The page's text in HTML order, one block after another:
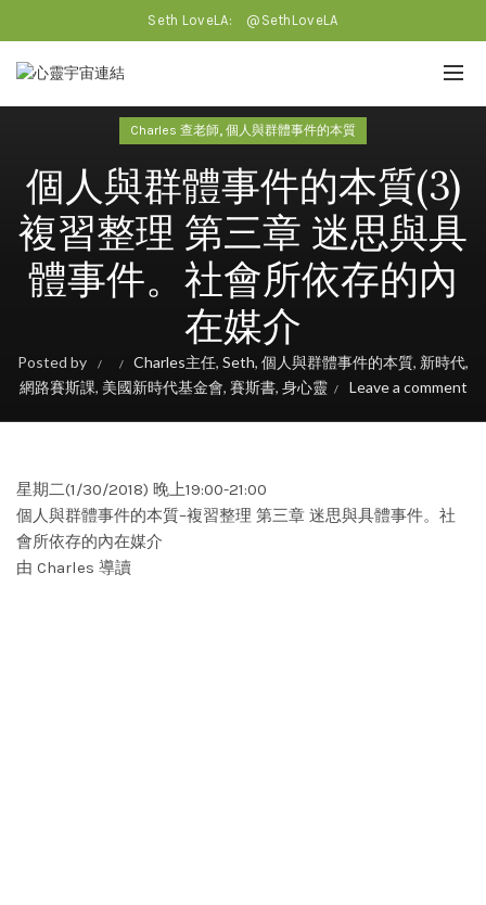
Seth LoveLA: @SethLoveLA
Charles 查老師, 個人與群體事件的本質
個人與群體事件的本質(3)
複習整理 第三章 迷思與具
體事件。社會所依存的內
在媒介
Posted by Charles主任, Seth, 個人與群體事件的本質, 新時代,
網路賽斯課, 美國新時代基金會, 賽斯書, 身心靈 Leave a comment
星期二(1/30/2018) 晚上19:00-21:00
個人與群體事件的本質–複習整理 第三章 迷思與具體事件。社
會所依存的內在媒介
由 Charles 導讀